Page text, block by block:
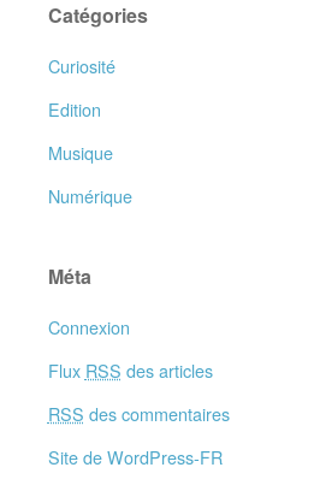
Catégories
Curiosité
Edition
Musique
Numérique
Méta
Connexion
Flux RSS des articles
RSS des commentaires
Site de WordPress-FR